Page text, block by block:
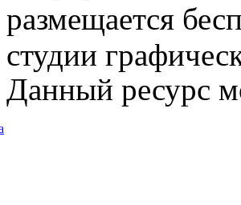
размещается
студии
Данный ресурс